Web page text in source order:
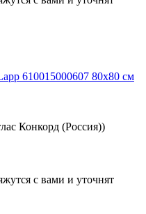
610015000607 80х80 см
Конкорд (Россия))
с вами и уточнят